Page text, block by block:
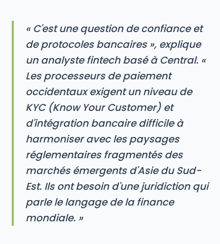
« C'est une question de confiance et
de protocoles bancaires », explique
un analyste fintech basé à Central. «
Les processeurs de paiement
occidentaux exigent un niveau de
KYC (Know Your Customer) et
d'intégration bancaire difficile à
harmoniser avec les paysages
réglementaires fragmentés des
marchés émergents d'Asie du Sud-
Est. Ils ont besoin d'une juridiction qui
parle le langage de la finance
mondiale. »